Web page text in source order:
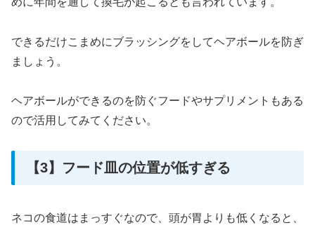
できるだけこまめにブラッシングをしてヘアボールを防ぎ
ましょう。
ヘアボールができるのを防ぐフードやサプリメントもある
ので活用してみてください。
【3】フード皿の位置が低すぎる
ネコの食道はまっすぐなので、頭が胃よりも低くなると、